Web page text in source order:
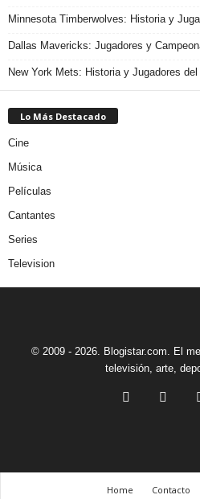
Minnesota Timberwolves: Historia y
Dallas Mavericks: Jugadores y
New York Mets: Historia y Jugadores del
Lo Más Destacado
Cine
Música
Películas
Cantantes
Series
Television
© 2009 - 2026. Blogistar.com. El
televisión, arte,
Home Contacto